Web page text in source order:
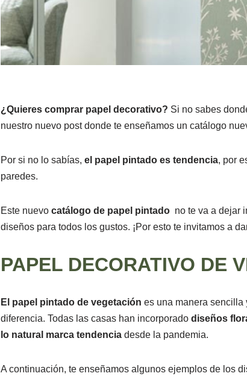
¿Quieres comprar papel decorativo? Si no sabes
nuestro nuevo post donde te enseñamos un catálogo
Por si no lo sabías, el papel pintado es tendencia, por
paredes.
Este nuevo catálogo de papel pintadono te va a dejar
diseños para todos los gustos. ¡Por esto te invitamos a
PAPEL DECORATIVO DE
El papel pintado de vegetación es una manera sencilla
diferencia. Todas las casas han incorporadodiseños
lo natural marca tendenciadesde la pandemia.
A continuación, te enseñamos algunos ejemplos de los